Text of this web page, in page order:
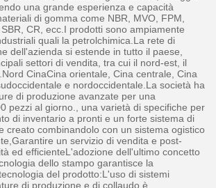
una grande esperienza e capacità
di gomma come NBR, MVO, FPM,
CR, ecc.I prodotti sono ampiamente
quali la petrolchimica.La rete di
dell'azienda si estende in tutto il paese,
settori di vendita, tra cui il nord-est, il
CinaCina orientale, Cina centrale, Cina
e nordoccidentale.La società ha
di produzione avanzate per una
pezzi al giorno., una varietà di specifiche per
di inventario a pronti e un forte sistema di
creato combinandolo con un sistema ogistico
un servizio di vendita e post-
ed efficienteL'adozione dell'ultimo concetto
dello stampo garantisce la
del prodotto:L'uso di sistemi
di produzione e di collaudo è